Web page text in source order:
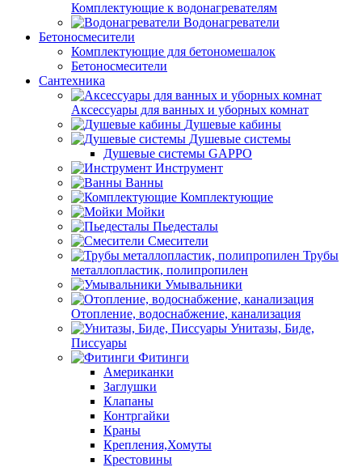
Комплектующие к водонагревателям
Водонагреватели
Бетоносмесители
Комплектующие для бетономешалок
Бетоносмесители
Сантехника
Аксессуары для ванных и уборных комнат
Душевые кабины
Душевые системы
Душевые системы GAPPO
Инструмент
Ванны
Комплектующие
Мойки
Пьедесталы
Смесители
Трубы
металлопластик, полипропилен
Умывальники
Отопление, водоснабжение, канализация
Унитазы, Биде,
Писсуары
Фитинги
Американки
Заглушки
Клапаны
Контргайки
Краны
Крепления,Хомуты
Крестовины